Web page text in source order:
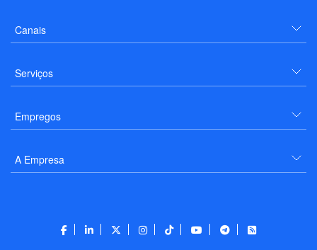
Canais
Serviços
Empregos
A Empresa